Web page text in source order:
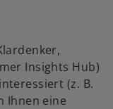
Insights Hub)
(z. B.
Ihnen eine